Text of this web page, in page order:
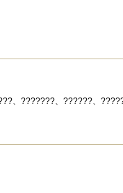
、???????、??????、